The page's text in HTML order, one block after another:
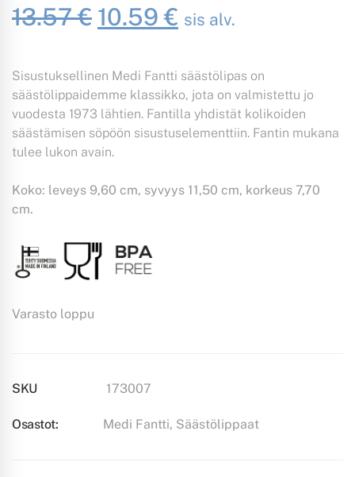
13.57€ Alkuperäinen
oli:
13.57 €.
10.59€ Nykyinen
on:
10.59 €.
sis alv.
Sisustuksellinen Medi Fantti säästölipas on
säästölippaidemme klassikko, jota on valmistettu jo
vuodesta 1973 lähtien. Fantilla yhdistät kolikoiden
säästämisen söpöön sisustuselementtiin. Fantin mukana
tulee lukon avain.
Koko: leveys 9,60 cm, syvyys 11,50 cm, korkeus 7,70
cm.
Varasto loppu
SKU 173007
Osastot: Medi Fantti, Säästölippaat